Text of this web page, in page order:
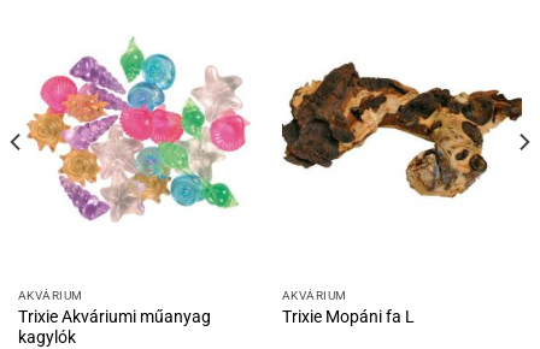
AKVÁRIUM
Trixie Akváriumi műanyag
kagylók
AKVÁRIUM
Trixie Mopáni fa L